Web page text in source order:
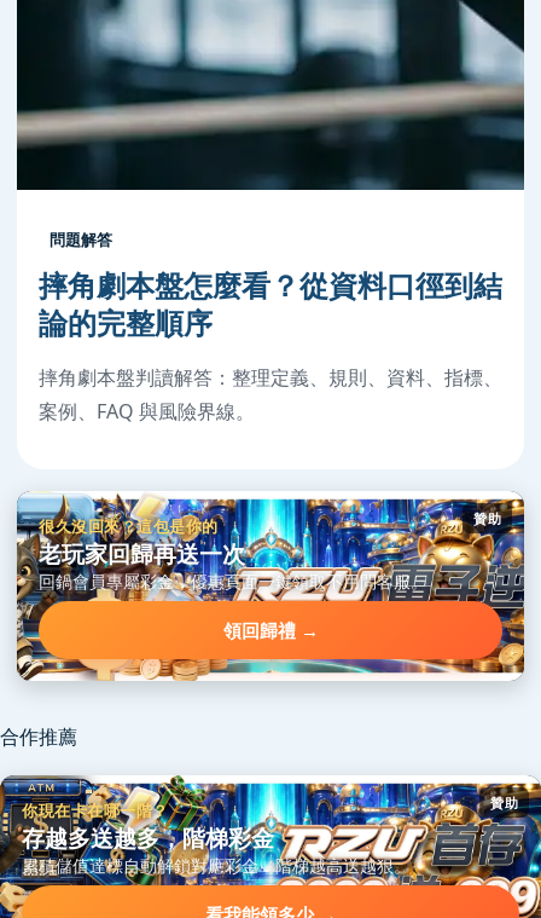
問題解答
摔角劇本盤怎麼看？從資料口徑到結
論的完整順序
摔角劇本盤判讀解答：整理定義、規則、資料、指標、
案例、FAQ 與風險界線。
贊助
很久沒回來？這包是你的
老玩家回歸再送一次
回鍋會員專屬彩金，優惠頁面一鍵領取不用問客服。
領回歸禮 →
合作推薦
贊助
你現在卡在哪一階？
存越多送越多，階梯彩金
累積儲值達標自動解鎖對應彩金，階梯越高送越狠。